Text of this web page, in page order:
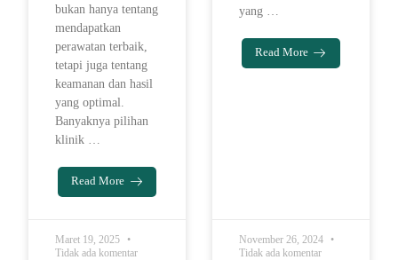
bukan hanya tentang
mendapatkan
perawatan terbaik,
tetapi juga tentang
keamanan dan hasil
yang optimal.
Banyaknya pilihan
klinik …
Read More
Maret 19, 2025
Tidak ada komentar
yang …
Read More
November 26, 2024
Tidak ada komentar